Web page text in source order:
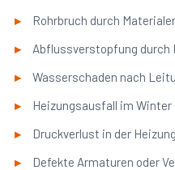
Rohrbruch durch
Abflussverstopfung durch
Wasserschaden nach
Heizungsausfall im Winter
Druckverlust in der
Defekte Armaturen oder